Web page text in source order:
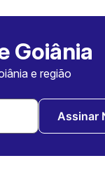
Goiânia
e região
Assinar